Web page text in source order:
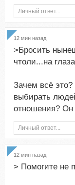
не хочу
есть лекарства
тараканов,чтоб
Личный ответ...
12 мин назад
>Бросить
чтоли...на
Зачем всё
выбирать
отношения? Он
Личный ответ...
12 мин назад
> Помогите не